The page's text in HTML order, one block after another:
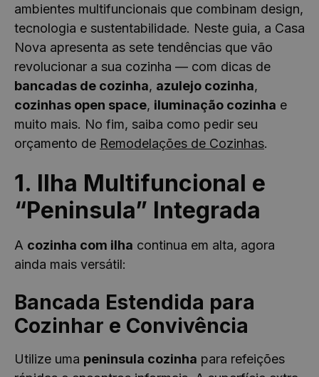
ambientes multifuncionais que combinam design,
tecnologia e sustentabilidade. Neste guia, a Casa
Nova apresenta as sete tendências que vão
revolucionar a sua cozinha — com dicas de
bancadas de cozinha, azulejo cozinha,
cozinhas open space, iluminação cozinha e
muito mais. No fim, saiba como pedir seu
orçamento de Remodelações de Cozinhas.
1. Ilha Multifuncional e
“Peninsula” Integrada
A cozinha com ilha continua em alta, agora
ainda mais versátil:
Bancada Estendida para
Cozinhar e Convivência
Utilize uma peninsula cozinha para refeições